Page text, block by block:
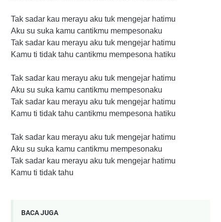
Tak sadar kau merayu aku tuk mengejar hatimu
Aku su suka kamu cantikmu mempesonaku
Tak sadar kau merayu aku tuk mengejar hatimu
Kamu ti tidak tahu cantikmu mempesona hatiku
Tak sadar kau merayu aku tuk mengejar hatimu
Aku su suka kamu cantikmu mempesonaku
Tak sadar kau merayu aku tuk mengejar hatimu
Kamu ti tidak tahu cantikmu mempesona hatiku
Tak sadar kau merayu aku tuk mengejar hatimu
Aku su suka kamu cantikmu mempesonaku
Tak sadar kau merayu aku tuk mengejar hatimu
Kamu ti tidak tahu
BACA JUGA